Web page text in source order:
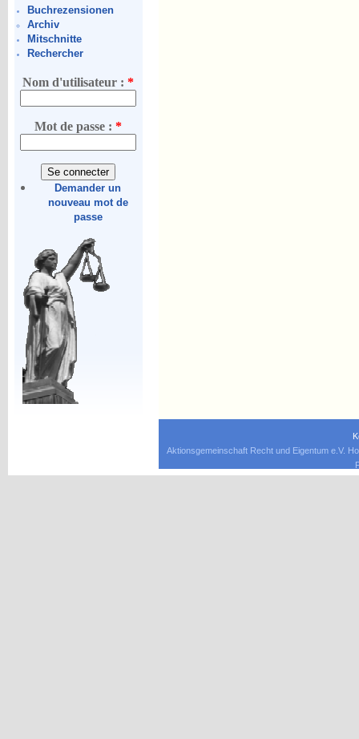
Buchrezensionen
Archiv
Mitschnitte
Rechercher
Nom d'utilisateur :*
Mot de passe :*
Demander un
nouveau mot de
passe
Aktionsgemeinschaft Recht und Eigentum e.V.